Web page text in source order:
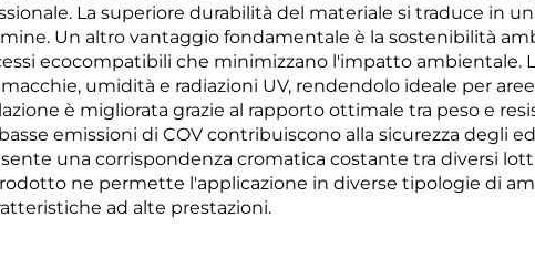
all'usura e alle
adatto sia
soggiorno che
camera da letto
Salotto,
in Multi
La superiore durabilità del materiale si traduce in
Un altro vantaggio fondamentale è la sostenibilità
ecocompatibili che minimizzano l'impatto ambientale.
umidità e radiazioni UV, rendendolo ideale per
è migliorata grazie al rapporto ottimale tra peso e
emissioni di COV contribuiscono alla sicurezza degli
una corrispondenza cromatica costante tra diversi
ne permette l'applicazione in diverse tipologie di
ad alte prestazioni.